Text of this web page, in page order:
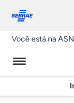
conosco
Você está na ASN